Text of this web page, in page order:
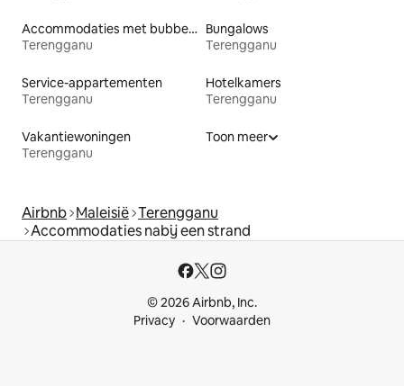
Accommodaties met bubbelbad
Terengganu
Bungalows
Terengganu
Service-appartementen
Terengganu
Hotelkamers
Terengganu
Vakantiewoningen
Terengganu
Toon meer
Airbnb Maleisië Terengganu
Accommodaties nabij een strand
© 2026 Airbnb, Inc.
Privacy
Voorwaarden